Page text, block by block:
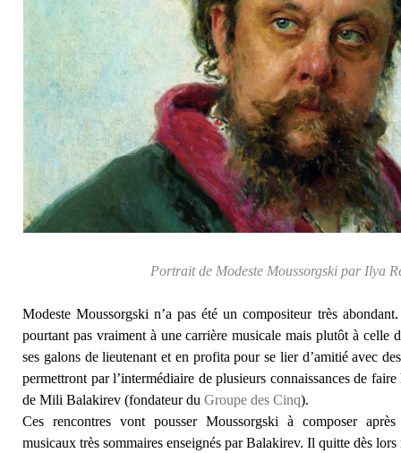
Portrait de Modeste Moussorgski par Ilya
Modeste Moussorgski n’a pas été un compositeur très
pourtant pas vraiment à une carrière musicale mais plutôt à celle
ses galons de lieutenant et en profita pour se lier d’amitié avec
permettront par l’intermédiaire de plusieurs connaissances de
de Mili Balakirev (fondateur du Groupe des Cinq).
Ces rencontres vont pousser Moussorgski à composer après
musicaux très sommaires enseignés par Balakirev. Il quitte dès lors